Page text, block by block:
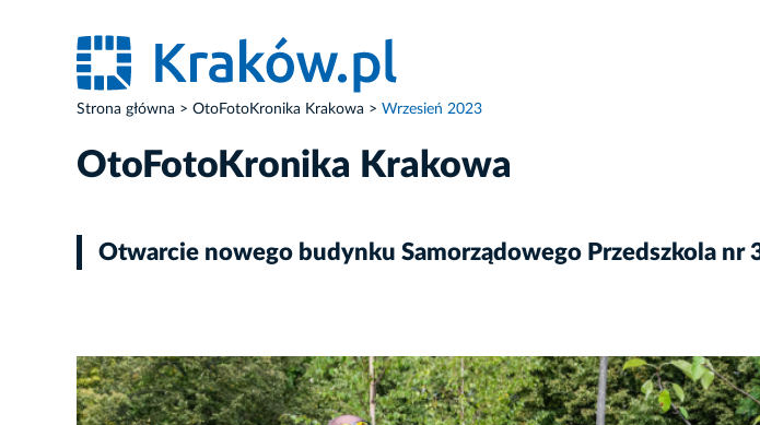
Strona główna OtoFotoKronika Krakowa Wrzesień 2023
OtoFotoKronika Krakowa
Otwarcie nowego budynku Samorządowego Przedszkola nr